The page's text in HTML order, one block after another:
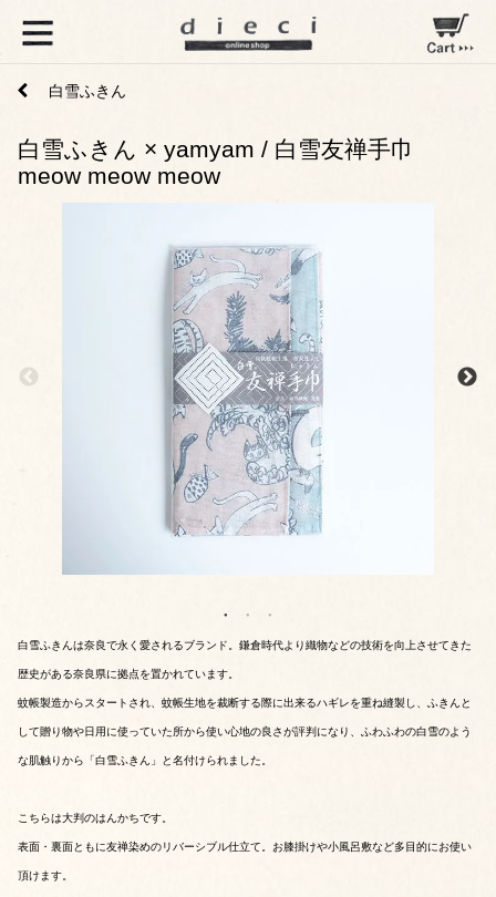
白雪ふきん
白雪ふきん × yamyam / 白雪友禅手巾
meow meow meow
白雪ふきんは奈良で永く愛されるブランド。鎌倉時代より織物などの技術を向上させてきた
歴史がある奈良県に拠点を置かれています。
蚊帳製造からスタートされ、蚊帳生地を裁断する際に出来るハギレを重ね縫製し、ふきんと
して贈り物や日用に使っていた所から使い心地の良さが評判になり、ふわふわの白雪のよう
な肌触りから「白雪ふきん」と名付けられました。
こちらは大判のはんかちです。
表面・裏面ともに友禅染めのリバーシブル仕立て。お膝掛けや小風呂敷など多目的にお使い
頂けます。